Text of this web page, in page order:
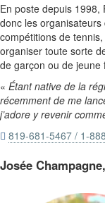
En poste depuis 1998,
donc les
compétitions de
organiser toute sorte
de garçon ou de jeune
« Étant native de la
récemment de me
j’adore y revenir
 819-681-5467 / 1-
Josée